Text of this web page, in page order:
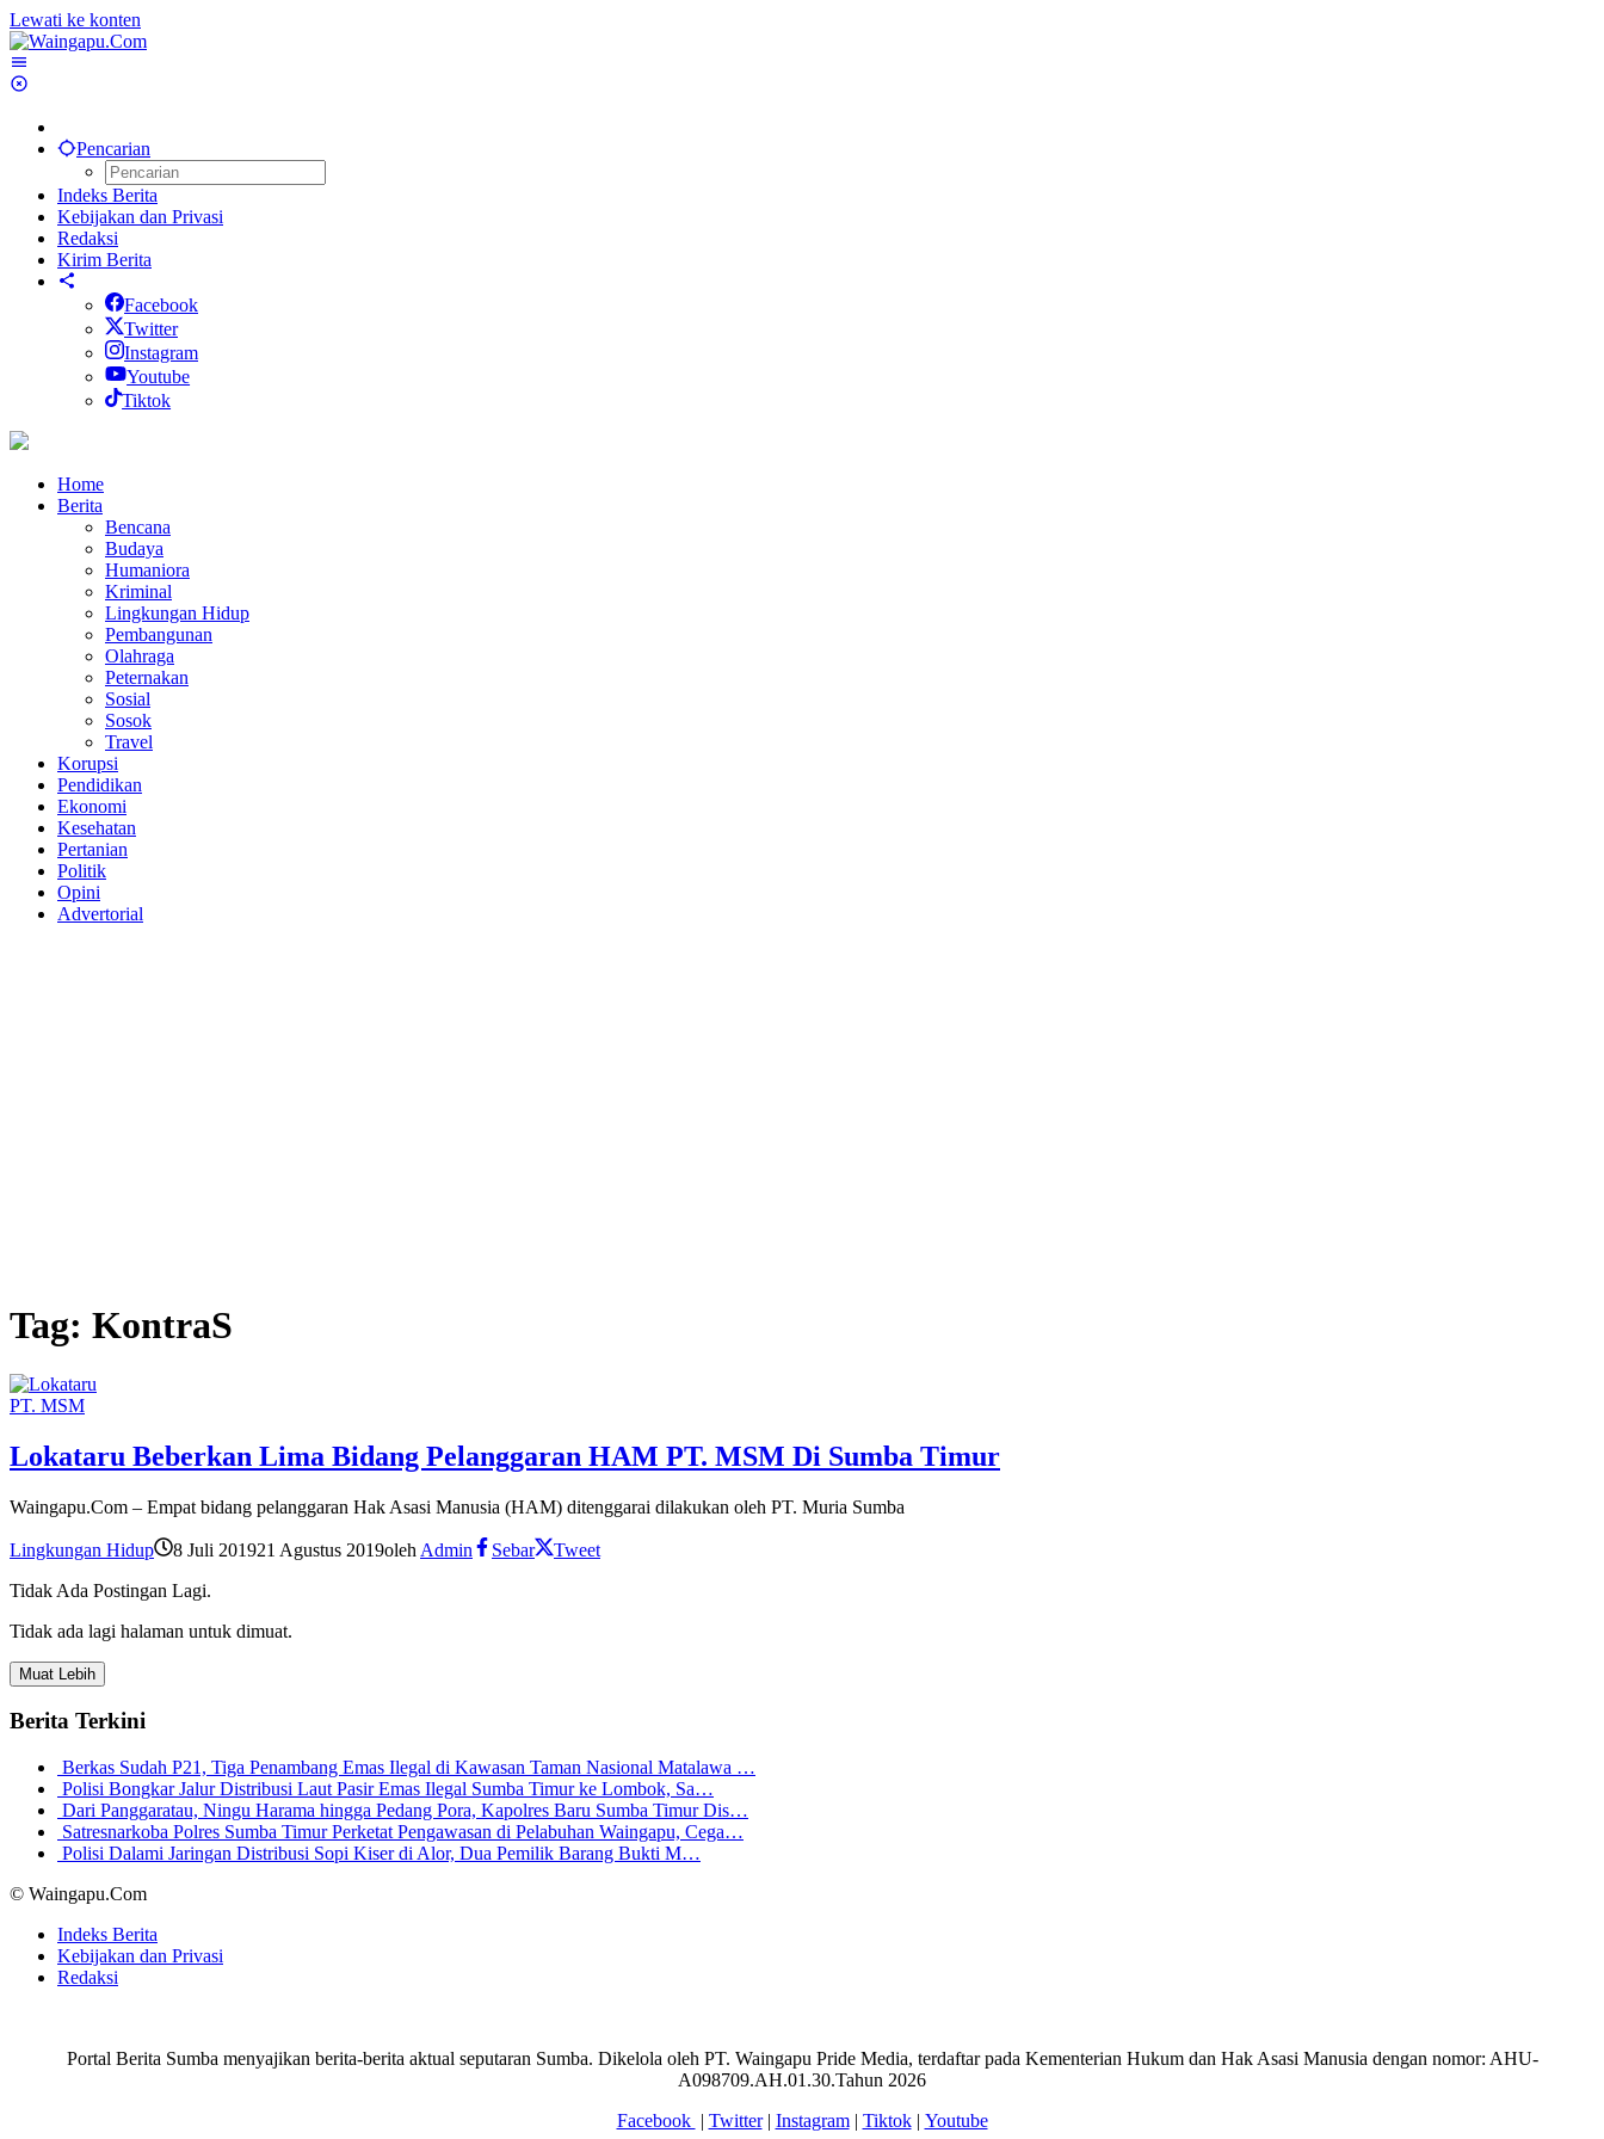
Lewati ke konten
Pencarian
Indeks Berita
Kebijakan dan Privasi
Redaksi
Kirim Berita
Facebook
Twitter
Instagram
Youtube
Tiktok
Home
Berita
Bencana
Budaya
Humaniora
Kriminal
Lingkungan Hidup
Pembangunan
Olahraga
Peternakan
Sosial
Sosok
Travel
Korupsi
Pendidikan
Ekonomi
Kesehatan
Pertanian
Politik
Opini
Advertorial
Tag: KontraS
PT. MSM
Lokataru Beberkan Lima Bidang Pelanggaran HAM PT. MSM Di Sumba Timur
Waingapu.Com – Empat bidang pelanggaran Hak Asasi Manusia (HAM) ditenggarai dilakukan oleh PT. Muria Sumba
Lingkungan Hidup 8 Juli 201921 Agustus 2019oleh Admin Sebar
Tweet
Tidak Ada Postingan Lagi.
Tidak ada lagi halaman untuk dimuat.
Muat Lebih
Berita Terkini
Berkas Sudah P21, Tiga Penambang Emas Ilegal di Kawasan Taman Nasional Matalawa …
Polisi Bongkar Jalur Distribusi Laut Pasir Emas Ilegal Sumba Timur ke Lombok, Sa…
Dari Panggaratau, Ningu Harama hingga Pedang Pora, Kapolres Baru Sumba Timur Dis…
Satresnarkoba Polres Sumba Timur Perketat Pengawasan di Pelabuhan Waingapu, Cega…
Polisi Dalami Jaringan Distribusi Sopi Kiser di Alor, Dua Pemilik Barang Bukti M…
© Waingapu.Com
Indeks Berita
Kebijakan dan Privasi
Redaksi
Portal Berita Sumba menyajikan berita-berita aktual seputaran Sumba. Dikelola oleh PT. Waingapu Pride Media, terdaftar pada Kementerian Hukum dan Hak Asasi Manusia dengan nomor: AHU-
A098709.AH.01.30.Tahun 2026
Facebook | Twitter| Instagram| Tiktok| Youtube